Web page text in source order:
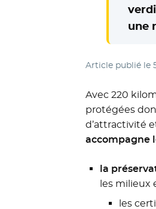
une
Article publié le
Avec 220
protégées
d’attractivité
accompagne
la
les milieux
les